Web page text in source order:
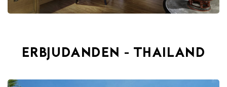
ERBJUDANDEN - THAILAND